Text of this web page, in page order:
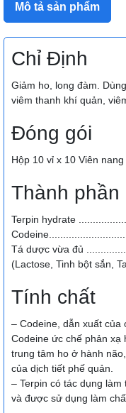
Mô tả sản phẩm
Chỉ Định
Giảm ho, long đàm.
viêm thanh khí quản,
Đóng gói
Hộp 10 vỉ x 10 Viên nang
Thành phần
Terpin hydrate
Tá dược vừa đủ
(Lactose, Tinh bột sắn,
Tính chất
– Codeine, dẫn xuất của
Codeine ức chế phản xạ
trung tâm ho ở hành
của dịch tiết phế quản.
– Terpin có tác dụng
và được sử dụng làm